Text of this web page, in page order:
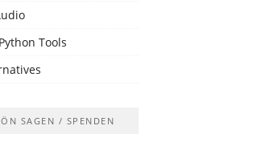
Tools
SAGEN / SPENDEN